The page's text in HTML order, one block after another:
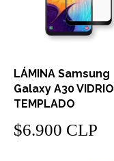
LÁMINA Samsung
Galaxy A30 VIDRIO
TEMPLADO
$6.900 CLP